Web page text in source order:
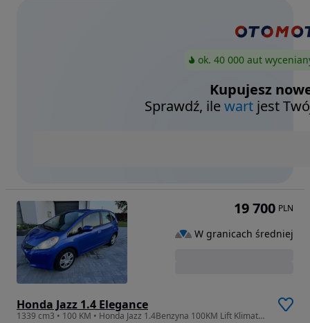
ok. 40 000 aut
Kupujesz
Sprawdź, ilewart jest
Honda Jazz 1.4 Elegance
1339 cm3 • 100 KM • Honda Jazz 1.4Benzyna 100KM Lift Klimatyzacja Książka Serwisowa
19 700 PLN
W granicach średniej